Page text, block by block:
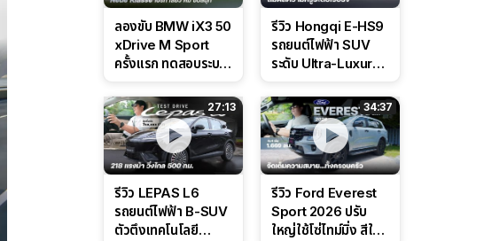
ลองขับ BMW iX3 50
xDrive M Sport
ครั้งแรก ทดสอบระบบ
Performance แบบ
จัดเต็มในสนาม
รีวิว Hongqi E-HS9
รถยนต์ไฟฟ้า SUV
ระดับ Ultra-Luxury
CDC นุ่มหนึบเหนือ
ระดับ
27:13
รีวิว LEPAS L6
รถยนต์ไฟฟ้า B-SUV
ตัวตึงเทคโนโลยี
34:37
รีวิว Ford Everest
Sport 2026 ปรับ
ใหญ่ใช้โซ่ไทม์มิ่ง สีใหม่